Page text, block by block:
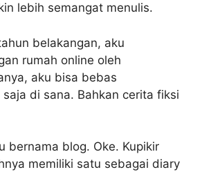
lebih semangat menulis.
belakangan, aku
rumah online oleh
aku bisa bebas
di sana. Bahkan cerita fiksi
bernama blog. Oke. Kupikir
memiliki satu sebagai diary